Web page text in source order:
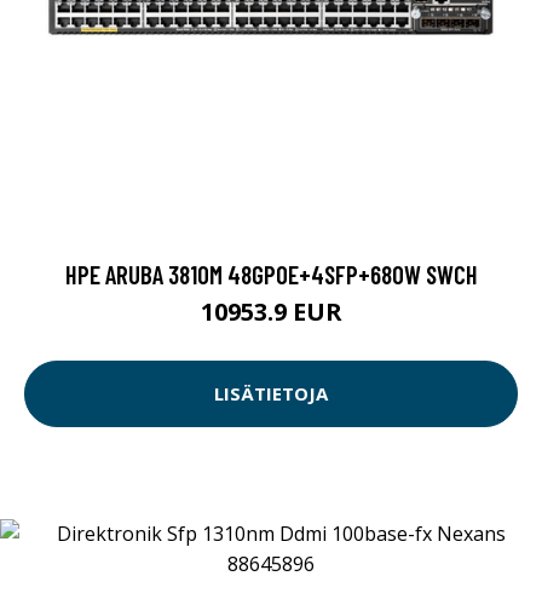
HPE ARUBA 3810M 48GPOE+4SFP+680W SWCH
10953.9 EUR
LISÄTIETOJA